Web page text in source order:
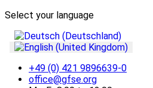
Select your language
+49 (0) 421 9896639-0
office@gfse.org